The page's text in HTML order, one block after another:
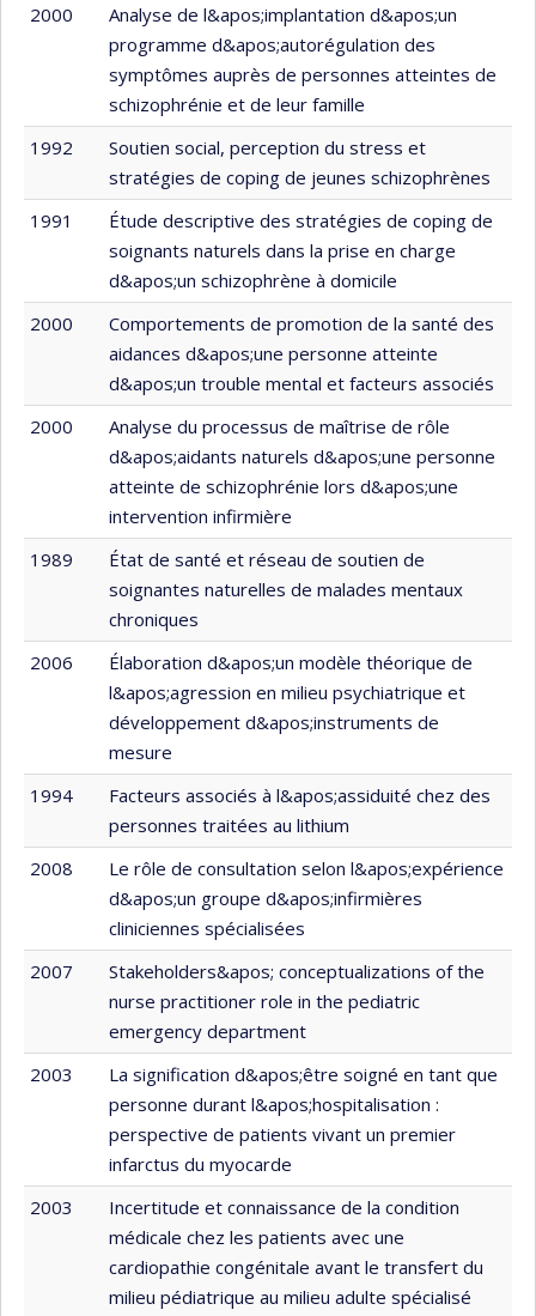
2000
Analyse de l&apos;implantation d&apos;un
programme d&apos;autorégulation des
symptômes auprès de personnes atteintes de
schizophrénie et de leur famille
1992
Soutien social, perception du stress et
stratégies de coping de jeunes schizophrènes
1991
Étude descriptive des stratégies de coping de
soignants naturels dans la prise en charge
d&apos;un schizophrène à domicile
2000
Comportements de promotion de la santé des
aidances d&apos;une personne atteinte
d&apos;un trouble mental et facteurs associés
2000
Analyse du processus de maîtrise de rôle
d&apos;aidants naturels d&apos;une personne
atteinte de schizophrénie lors d&apos;une
intervention infirmière
1989
État de santé et réseau de soutien de
soignantes naturelles de malades mentaux
chroniques
2006
Élaboration d&apos;un modèle théorique de
l&apos;agression en milieu psychiatrique et
développement d&apos;instruments de
mesure
1994
Facteurs associés à l&apos;assiduité chez des
personnes traitées au lithium
2008
Le rôle de consultation selon l&apos;expérience
d&apos;un groupe d&apos;infirmières
cliniciennes spécialisées
2007
Stakeholders&apos; conceptualizations of the
nurse practitioner role in the pediatric
emergency department
2003
La signification d&apos;être soigné en tant que
personne durant l&apos;hospitalisation :
perspective de patients vivant un premier
infarctus du myocarde
2003
Incertitude et connaissance de la condition
médicale chez les patients avec une
cardiopathie congénitale avant le transfert du
milieu pédiatrique au milieu adulte spécialisé